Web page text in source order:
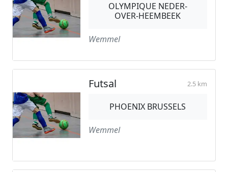
OLYMPIQUE NEDER-
OVER-HEEMBEEK
Wemmel
Futsal 2.5 km
PHOENIX BRUSSELS
Wemmel